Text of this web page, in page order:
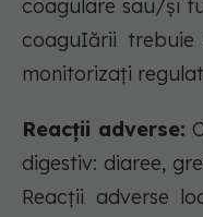
coagulare sau/şi
coaguIării
monitorizaţi
Reacții adverse:
digestiv: diaree,
Reacții adverse